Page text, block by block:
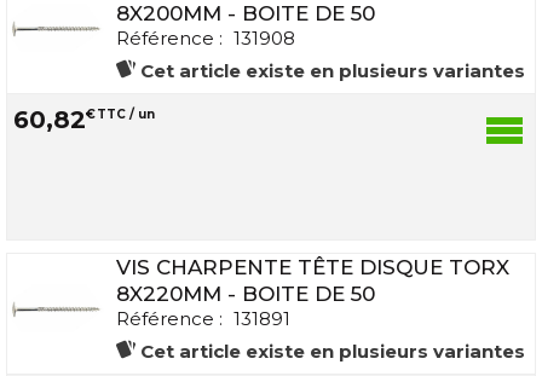
8X200MM - BOITE DE 50
Référence : 131908
Cet article existe en plusieurs variantes
60,82€TTC / un
VIS CHARPENTE TÊTE DISQUE TORX
8X220MM - BOITE DE 50
Référence : 131891
Cet article existe en plusieurs variantes